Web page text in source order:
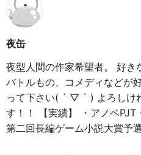
夜缶
夜型人間の作家希望者。 好き
バトルもの、コメディなどが
って下さい( ´ ▽ ` ) よろしけ
す！！ 【実績】 ・アノベPJT
第二回長編ゲーム小説大賞予